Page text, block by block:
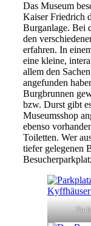
Das Museum
Kaiser Friedrich
Burganlage. Bei
den
erfahren. In
eine kleine,
allem den
angefunden
Burgbrunnen
bzw. Durst gibt
Museumsshop
ebenso
Toiletten. Wer
tiefer gelegenen